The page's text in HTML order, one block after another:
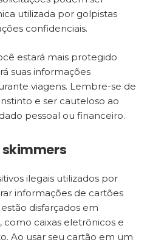
utilizada por golpistas
confidenciais.
estará mais protegido
suas informações
viagens. Lembre-se de
e ser cauteloso ao
pessoal ou financeiro.
skimmers
ilegais utilizados por
informações de cartões
disfarçados em
caixas eletrônicos e
Ao usar seu cartão em um